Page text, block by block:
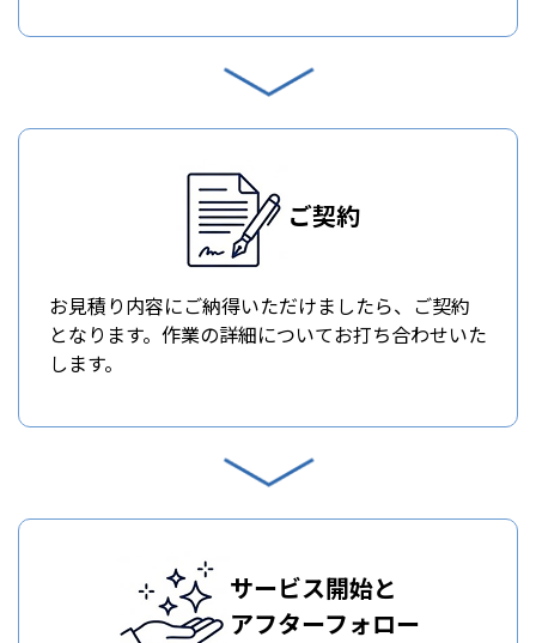
ご契約
お見積り内容にご納得いただけましたら、ご契約
となります。作業の詳細についてお打ち合わせいた
します。
サービス開始と
アフターフォロー